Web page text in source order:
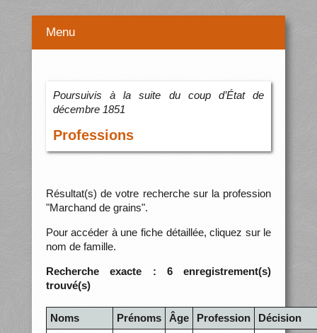
Menu
Poursuivis à la suite du coup d’État de
décembre 1851
Professions
Résultat(s) de votre recherche sur la profession
"Marchand de grains".
Pour accéder à une fiche détaillée, cliquez sur le
nom de famille.
Recherche exacte : 6 enregistrement(s)
trouvé(s)
Noms Prénoms Âge Profession Décision